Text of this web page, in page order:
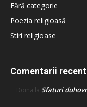
Fără categorie
Poezia religioasă
Stiri religioase
Comentarii
Doina la Sfaturi